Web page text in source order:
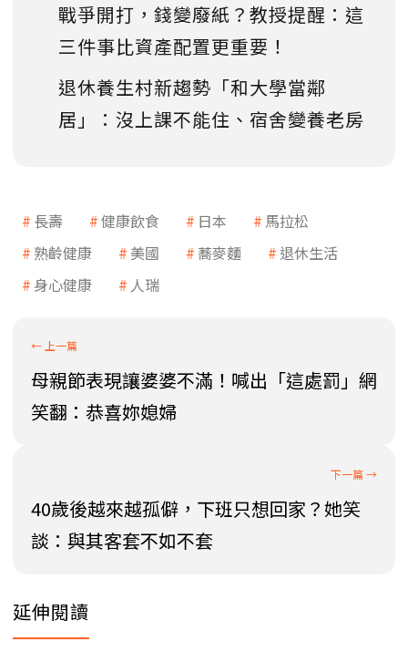
戰爭開打，錢變廢紙？教授提醒：這
三件事比資產配置更重要！
退休養生村新趨勢「和大學當鄰
居」：沒上課不能住、宿舍變養老房
長壽 健康飲食 日本
馬拉松
熟齡健康
美國 蕎麥麵
退休生活
身心健康
人瑞
母親節表現讓婆婆不滿！喊出「這處罰」網
笑翻：恭喜妳媳婦
40歲後越來越孤僻，下班只想回家？她笑
談：與其客套不如不套
延伸閱讀